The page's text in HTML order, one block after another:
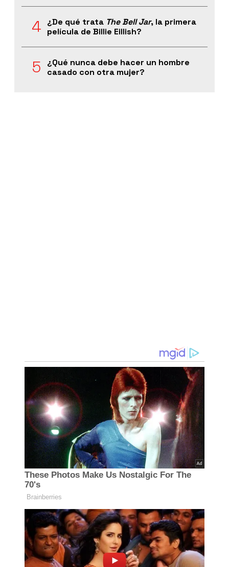
¿De qué trata The Bell Jar, la primera
película de Billie Eillish?
¿Qué nunca debe hacer un hombre
casado con otra mujer?